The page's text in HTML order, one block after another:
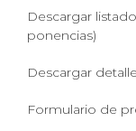
Descargar
ponencias)
Descargar detalle
Formulario de